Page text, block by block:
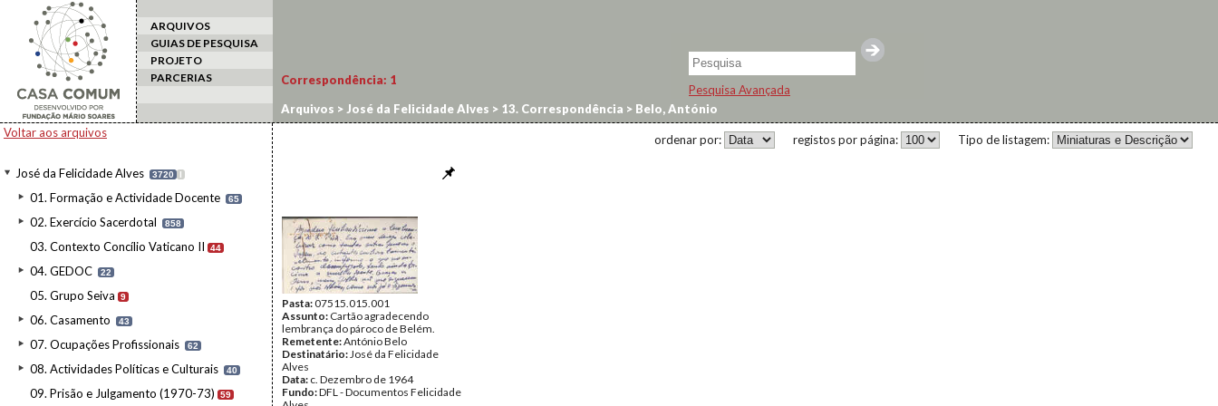
ARQUIVOS
GUIAS DE PESQUISA
PROJETO
PARCERIAS
Pesquisa Avançada
Voltar aos arquivos
José da Felicidade Alves 3720 I
01. Formação e Actividade Docente 65
02. Exercício Sacerdotal 858
03. Contexto Concílio Vaticano II 44
04. GEDOC 22
05. Grupo Seiva 9
06. Casamento 43
07. Ocupações Profissionais 62
08. Actividades Políticas e Culturais 40
09. Prisão e Julgamento (1970-73) 59
Correspondência: 1
Arquivos > José da Felicidade Alves > 13. Correspondência > Belo, António
Tipo de listagem:
registos por página:
ordenar por:
Pasta:07515.015.001
Assunto: Cartão agradecendo
lembrança do pároco de Belém.
Remetente:António Belo
Destinatário:José da Felicidade
Alves
Data: c. Dezembro de 1964
Fundo:DFL - Documentos Felicidade